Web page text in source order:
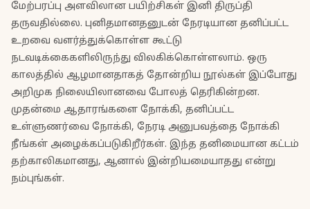
மேற்பரப்பு அளவிலான பயிற்சிகள் இனி திருப்தி
தருவதில்லை. புனிதமானதனுடன் நேரடியான தனிப்பட்ட
உறவை வளர்த்துக்கொள்ள கூட்டு
நடவடிக்கைகளிலிருந்து விலகிக்கொள்ளலாம். ஒரு
காலத்தில் ஆழமானதாகத் தோன்றிய நூல்கள் இப்போது
அறிமுக நிலையிலானவை போலத் தெரிகின்றன.
முதன்மை ஆதாரங்களை நோக்கி, தனிப்பட்ட
உள்ளுணர்வை நோக்கி, நேரடி அனுபவத்தை நோக்கி
நீங்கள் அழைக்கப்படுகிறீர்கள். இந்த தனிமையான கட்டம்
தற்காலிகமானது, ஆனால் இன்றியமையாதது என்று
நம்புங்கள்.